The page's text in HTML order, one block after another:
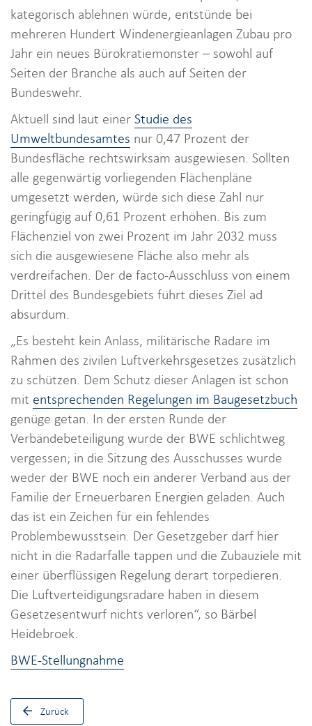
kategorisch ablehnen würde, entstünde bei
mehreren Hundert Windenergieanlagen Zubau pro
Jahr ein neues Bürokratiemonster – sowohl auf
Seiten der Branche als auch auf Seiten der
Bundeswehr.
Aktuell sind laut einer Studie des
Umweltbundesamtes nur 0,47 Prozent der
Bundesfläche rechtswirksam ausgewiesen. Sollten
alle gegenwärtig vorliegenden Flächenpläne
umgesetzt werden, würde sich diese Zahl nur
geringfügig auf 0,61 Prozent erhöhen. Bis zum
Flächenziel von zwei Prozent im Jahr 2032 muss
sich die ausgewiesene Fläche also mehr als
verdreifachen. Der de facto-Ausschluss von einem
Drittel des Bundesgebiets führt dieses Ziel ad
absurdum.
„Es besteht kein Anlass, militärische Radare im
Rahmen des zivilen Luftverkehrsgesetzes zusätzlich
zu schützen. Dem Schutz dieser Anlagen ist schon
mit entsprechenden Regelungen im Baugesetzbuch
genüge getan. In der ersten Runde der
Verbändebeteiligung wurde der BWE schlichtweg
vergessen; in die Sitzung des Ausschusses wurde
weder der BWE noch ein anderer Verband aus der
Familie der Erneuerbaren Energien geladen. Auch
das ist ein Zeichen für ein fehlendes
Problembewusstsein. Der Gesetzgeber darf hier
nicht in die Radarfalle tappen und die Zubauziele mit
einer überflüssigen Regelung derart torpedieren.
Die Luftverteidigungsradare haben in diesem
Gesetzesentwurf nichts verloren“, so Bärbel
Heidebroek.
BWE-Stellungnahme
Zurück